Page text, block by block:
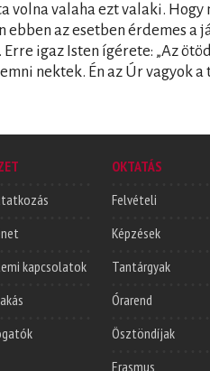
volna valaha ezt valaki. Hogy
ebben az esetben érdemes a
igaz Isten ígérete: „Az
nektek. Én az Úr vagyok a
kapcsolatok
OKTATÁS
Felvételi
Képzések
Tantárgyak
Órarend
Ösztöndíjak
Erasmus